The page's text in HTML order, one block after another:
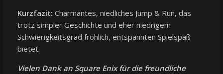
Kurzfazit: Charmantes, niedliches Jump & Run, das
trotz simpler Geschichte und eher niedrigem
Schwierigkeitsgrad fröhlich, entspannten Spielspaß
bietet.
Vielen Dank an Square Enix für die freundliche